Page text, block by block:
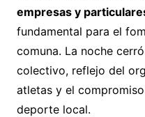
empresas y
fundamental para el
comuna. La noche
colectivo, reflejo del
atletas y el
deporte local.